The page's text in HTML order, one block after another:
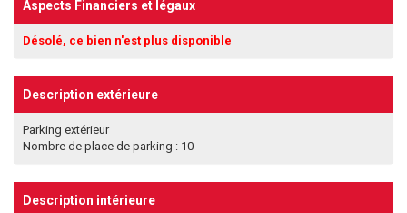
Aspects Financiers et légaux
Désolé, ce bien n'est plus disponible
Description extérieure
Parking extérieur
Nombre de place de parking : 10
Description intérieure